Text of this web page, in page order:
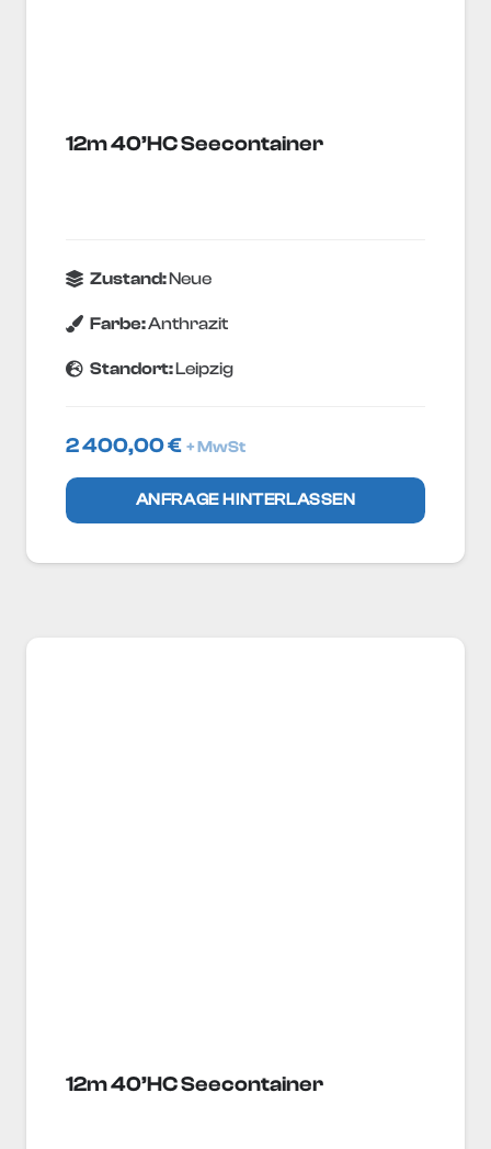
12m 40’HC Seecontainer
Zustand:Neue
Farbe:Anthrazit
Standort:Leipzig
2 400,00€ + MwSt
ANFRAGE HINTERLASSEN
12m 40’HC Seecontainer